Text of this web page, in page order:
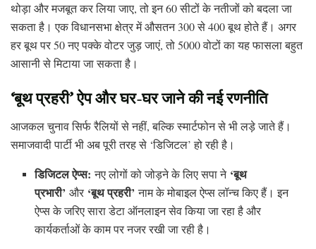
थोड़ा और मजबूत कर लिया जाए, तो इन 60 सीटों के नतीजों को बदला जा
सकता है। एक विधानसभा क्षेत्र में औसतन 300 से 400 बूथ होते हैं। अगर
हर बूथ पर 50 नए पक्के वोटर जुड़ जाएं, तो 5000 वोटों का यह फासला बहुत
आसानी से मिटाया जा सकता है।
‘बूथ प्रहरी’ ऐप और घर-घर जाने की नई रणनीति
आजकल चुनाव सिर्फ रैलियों से नहीं, बल्कि स्मार्टफोन से भी लड़े जाते हैं।
समाजवादी पार्टी भी अब पूरी तरह से ‘डिजिटल’ हो रही है।
डिजिटल ऐप्स: नए लोगों को जोड़ने के लिए सपा ने ‘बूथ
प्रभारी’ और ‘बूथ प्रहरी’ नाम के मोबाइल ऐप्स लॉन्च किए हैं। इन
ऐप्स के जरिए सारा डेटा ऑनलाइन सेव किया जा रहा है और
कार्यकर्ताओं के काम पर नजर रखी जा रही है।